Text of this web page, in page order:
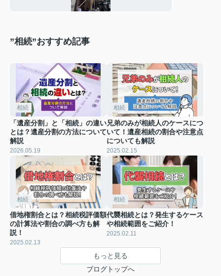
”相続”おすすめ記事
相続
「遺産分割」と「相続」の違い
とは？遺産分割の方法について
解説
2026.05.19
相続
兄弟のみが相続人のケースにつ
いて！遺産相続の割合や注意点
についても解説
2025.02.15
相続
借地権割合とは？相続税評価額
の計算法や割合の調べ方も解
説！
2025.02.13
相続
代襲相続とは？発生するケース
や相続範囲をご紹介！
2025.02.11
もっと見る
ブログトップへ